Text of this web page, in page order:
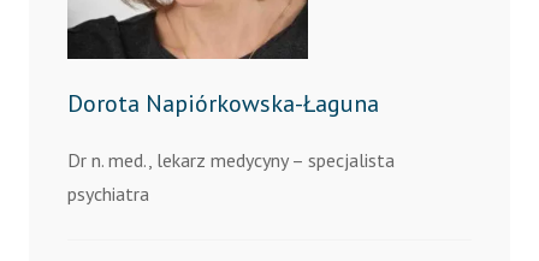
Dorota Napiórkowska-Łaguna
Dr n. med., lekarz medycyny – specjalista
psychiatra